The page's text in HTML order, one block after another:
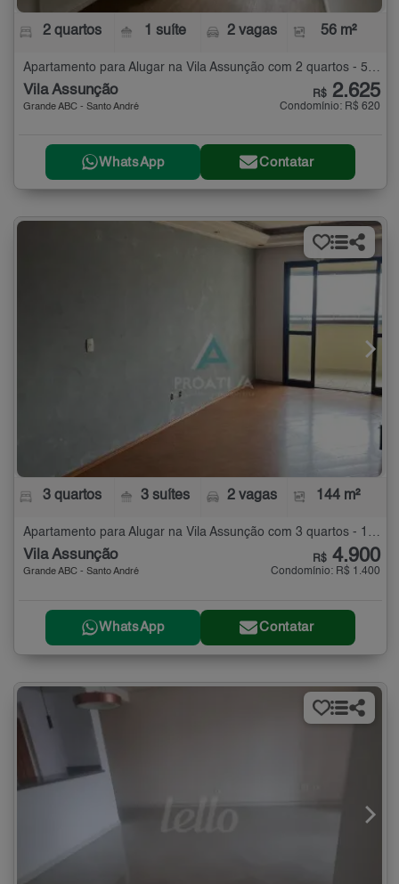
2 quartos 1 suíte 2 vagas 56 m²
Apartamento para Alugar na Vila Assunção com 2 quartos - 56 m²
Vila Assunção
Grande ABC - Santo André
R$ 2.625
Condomínio: R$ 620
WhatsApp Contatar
3 quartos 3 suítes 2 vagas 144 m²
Apartamento para Alugar na Vila Assunção com 3 quartos - 144 m²
Vila Assunção
Grande ABC - Santo André
R$ 4.900
Condomínio: R$ 1.400
WhatsApp Contatar